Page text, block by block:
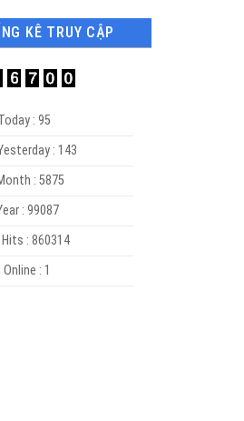
KÊ TRUY CẬP
: 95
: 143
: 5875
: 99087
: 860314
: 1